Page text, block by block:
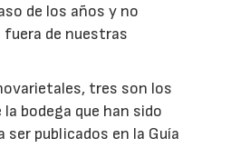
de los años y no
de nuestras
tres son los
bodega que han sido
ser publicados en la Guía